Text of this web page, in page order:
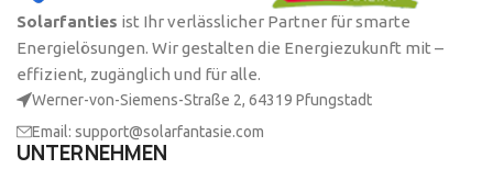
Solarfanties ist Ihr verlässlicher Partner für smarte
Energielösungen. Wir gestalten die Energiezukunft mit –
effizient, zugänglich und für alle.
Werner-von-Siemens-Straße 2, 64319 Pfungstadt
Email: support@solarfantasie.com
UNTERNEHMEN